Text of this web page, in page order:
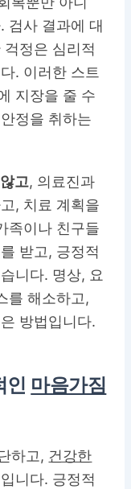
검사 결과에 대
정은 심리적
. 이러한 스트
지장을 줄 수
정을 취하는
고, 의료진과
, 치료 계획을
족이나 친구들
받고, 긍정적
니다. 명상, 요
를 해소하고,
방법입니다.
인 마음가짐
하고, 건강한
니다. 긍정적